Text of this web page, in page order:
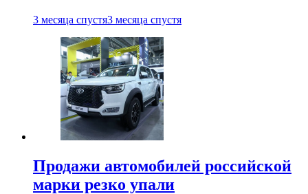
3 месяца спустя3 месяца спустя
Продажи автомобилей российской
марки резко упали